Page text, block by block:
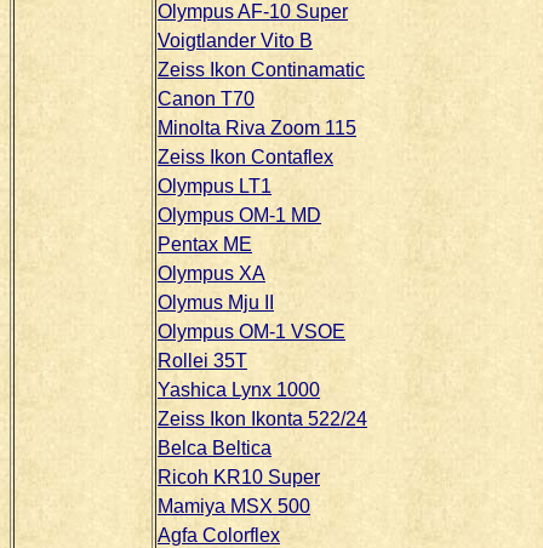
Olympus AF-10 Super
Voigtlander Vito B
Zeiss Ikon Continamatic
Canon T70
Minolta Riva Zoom 115
Zeiss Ikon Contaflex
Olympus LT1
Olympus OM-1 MD
Pentax ME
Olympus XA
Olymus Mju II
Olympus OM-1 VSOE
Rollei 35T
Yashica Lynx 1000
Zeiss Ikon Ikonta 522/24
Belca Beltica
Ricoh KR10 Super
Mamiya MSX 500
Agfa Colorflex